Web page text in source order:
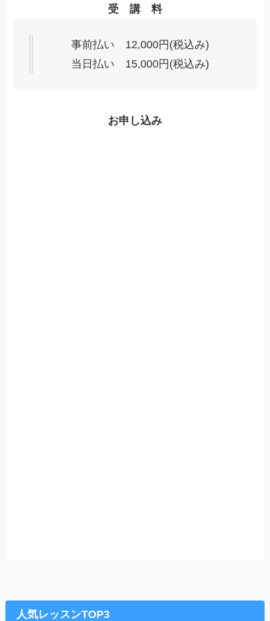
受 講 料
事前払い 12,000円(税込み)
当日払い 15,000円(税込み)
お申し込み
人気レッスンTOP3